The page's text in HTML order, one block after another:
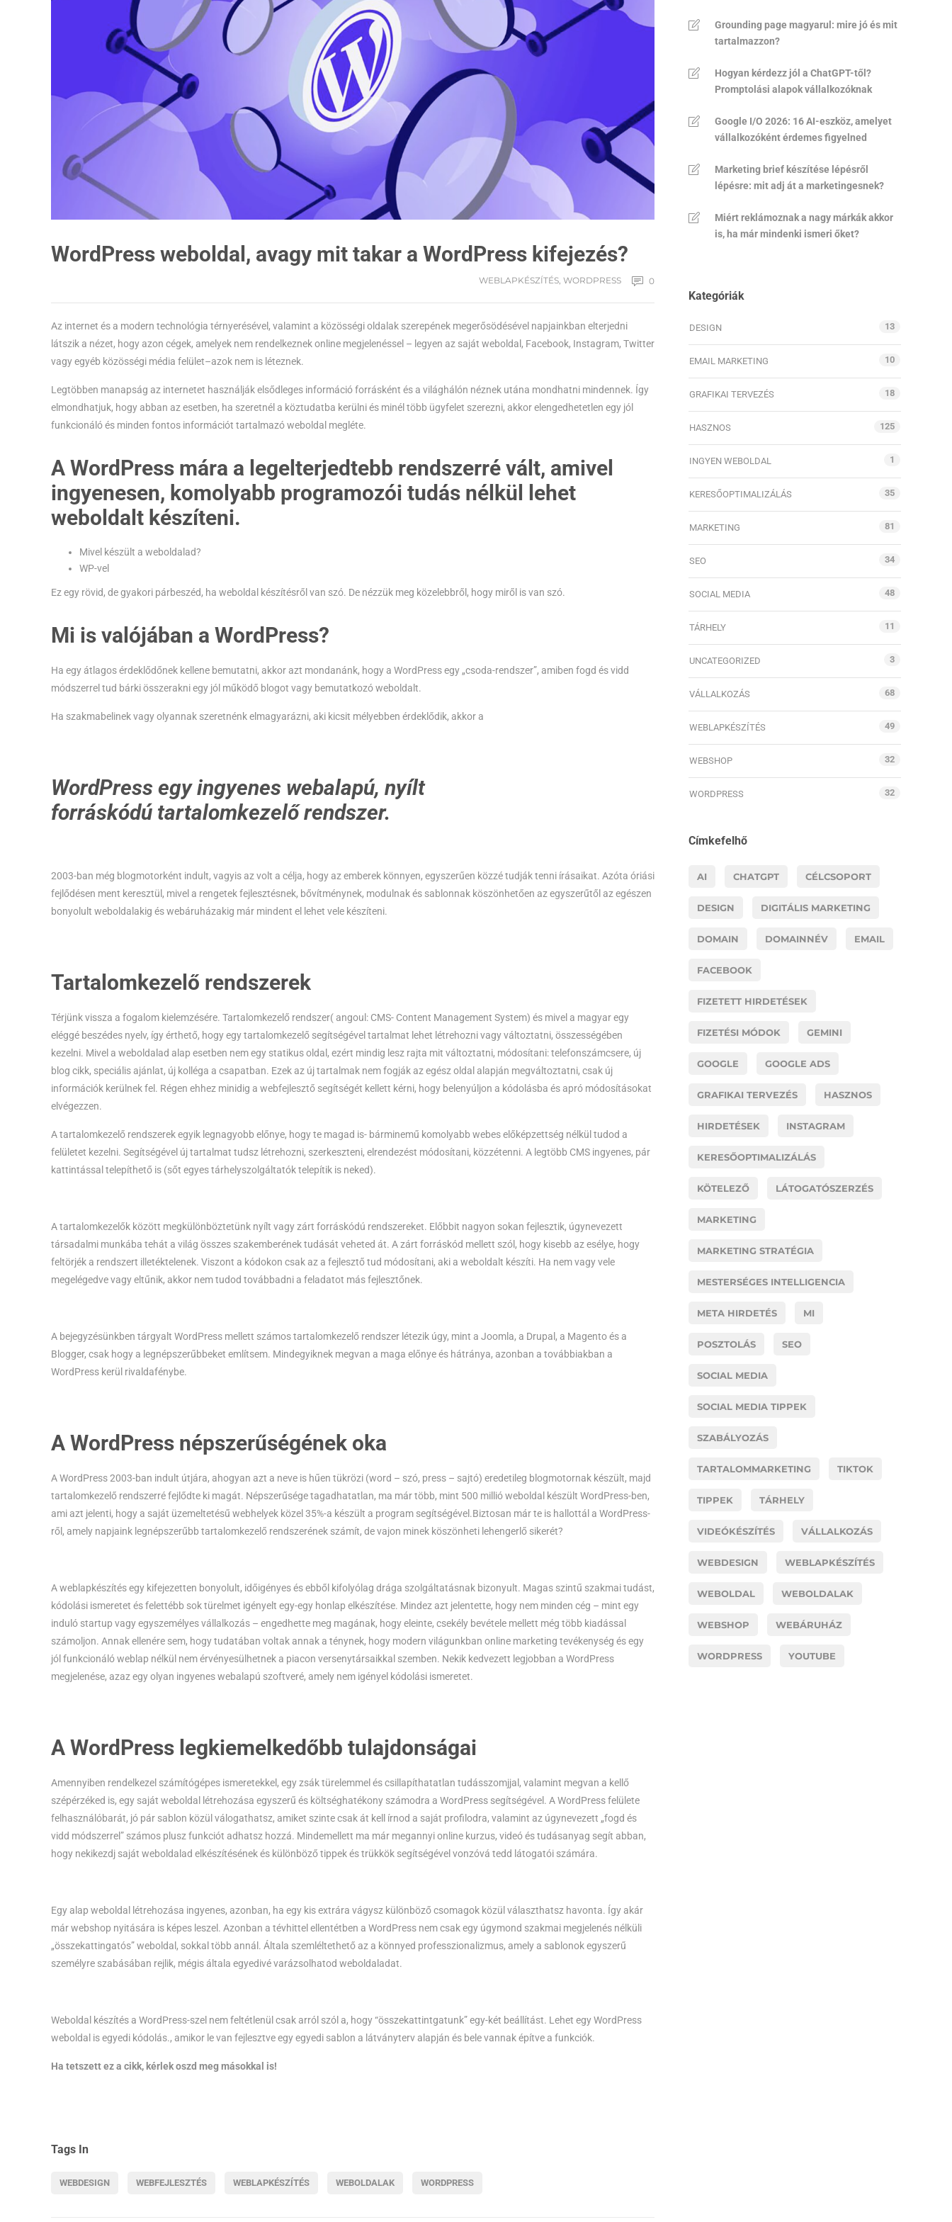
WordPress weboldal, avagy mit takar a WordPress kifejezés?
WEBLAPKÉSZÍTÉS WORDPRESS 0
Az internet és a modern technológia térnyerésével, valamint a közösségi oldalak szerepének megerősödésével napjainkban elterjedni
látszik a nézet, hogy azon cégek, amelyek nem rendelkeznek online megjelenéssel – legyen az saját weboldal, Facebook, Instagram, Twitter
vagy egyéb közösségi média felület–azok nem is léteznek.
Legtöbben manapság az internetet használják elsődleges információ forrásként és a világhálón néznek utána mondhatni mindennek. Így
elmondhatjuk, hogy abban az esetben, ha szeretnél a köztudatba kerülni és minél több ügyfelet szerezni, akkor elengedhetetlen egy jól
funkcionáló és minden fontos információt tartalmazó weboldal megléte.
A WordPress mára a legelterjedtebb rendszerré vált, amivel
ingyenesen, komolyabb programozói tudás nélkül lehet
weboldalt készíteni.
Mivel készült a weboldalad?
WP-vel
Ez egy rövid, de gyakori párbeszéd, ha weboldal készítésről van szó. De nézzük meg közelebbről, hogy miről is van szó.
Mi is valójában a WordPress?
Ha egy átlagos érdeklődőnek kellene bemutatni, akkor azt mondanánk, hogy a WordPress egy „csoda-rendszer”, amiben fogd és vidd
módszerrel tud bárki összerakni egy jól működő blogot vagy bemutatkozó weboldalt.
Ha szakmabelinek vagy olyannak szeretnénk elmagyarázni, aki kicsit mélyebben érdeklődik, akkor a
WordPress egy ingyenes webalapú, nyílt
forráskódú tartalomkezelő rendszer.
2003-ban még blogmotorként indult, vagyis az volt a célja, hogy az emberek könnyen, egyszerűen közzé tudják tenni írásaikat. Azóta óriási
fejlődésen ment keresztül, mivel a rengetek fejlesztésnek, bővítménynek, modulnak és sablonnak köszönhetően az egyszerűtől az egészen
bonyolult weboldalakig és webáruházakig már mindent el lehet vele készíteni.
Tartalomkezelő rendszerek
Térjünk vissza a fogalom kielemzésére. Tartalomkezelő rendszer( angoul: CMS- Content Management System) és mivel a magyar egy
eléggé beszédes nyelv, így érthető, hogy egy tartalomkezelő segítségével tartalmat lehet létrehozni vagy változtatni, összességében
kezelni. Mivel a weboldalad alap esetben nem egy statikus oldal, ezért mindig lesz rajta mit változtatni, módosítani: telefonszámcsere, új
blog cikk, speciális ajánlat, új kolléga a csapatban. Ezek az új tartalmak nem fogják az egész oldal alapján megváltoztatni, csak új
információk kerülnek fel. Régen ehhez minidig a webfejlesztő segítségét kellett kérni, hogy belenyúljon a kódolásba és apró módosításokat
elvégezzen.
A tartalomkezelő rendszerek egyik legnagyobb előnye, hogy te magad is- bárminemű komolyabb webes előképzettség nélkül tudod a
felületet kezelni. Segítségével új tartalmat tudsz létrehozni, szerkeszteni, elrendezést módosítani, közzétenni. A legtöbb CMS ingyenes, pár
kattintással telepíthető is (sőt egyes tárhelyszolgáltatók telepítik is neked).
A tartalomkezelők között megkülönböztetünk nyílt vagy zárt forráskódú rendszereket. Előbbit nagyon sokan fejlesztik, úgynevezett
társadalmi munkába tehát a világ összes szakemberének tudását veheted át. A zárt forráskód mellett szól, hogy kisebb az esélye, hogy
feltörjék a rendszert illetéktelenek. Viszont a kódokon csak az a fejlesztő tud módosítani, aki a weboldalt készíti. Ha nem vagy vele
megelégedve vagy eltűnik, akkor nem tudod továbbadni a feladatot más fejlesztőnek.
A bejegyzésünkben tárgyalt WordPress mellett számos tartalomkezelő rendszer létezik úgy, mint a Joomla, a Drupal, a Magento és a
Blogger, csak hogy a legnépszerűbbeket említsem. Mindegyiknek megvan a maga előnye és hátránya, azonban a továbbiakban a
WordPress kerül rivaldafénybe.
A WordPress népszerűségének oka
A WordPress 2003-ban indult útjára, ahogyan azt a neve is hűen tükrözi (word – szó, press – sajtó) eredetileg blogmotornak készült, majd
tartalomkezelő rendszerré fejlődte ki magát. Népszerűsége tagadhatatlan, ma már több, mint 500 millió weboldal készült WordPress-ben,
ami azt jelenti, hogy a saját üzemeltetésű webhelyek közel 35%-a készült a program segítségével.Biztosan már te is hallottál a WordPress-
ről, amely napjaink legnépszerűbb tartalomkezelő rendszerének számít, de vajon minek köszönheti lehengerlő sikerét?
A weblapkészítés egy kifejezetten bonyolult, időigényes és ebből kifolyólag drága szolgáltatásnak bizonyult. Magas szintű szakmai tudást,
kódolási ismeretet és felettébb sok türelmet igényelt egy-egy honlap elkészítése. Mindez azt jelentette, hogy nem minden cég – mint egy
induló startup vagy egyszemélyes vállalkozás – engedhette meg magának, hogy eleinte, csekély bevétele mellett még több kiadással
számoljon. Annak ellenére sem, hogy tudatában voltak annak a ténynek, hogy modern világunkban online marketing tevékenység és egy
jól funkcionáló weblap nélkül nem érvényesülhetnek a piacon versenytársaikkal szemben. Nekik kedvezett legjobban a WordPress
megjelenése, azaz egy olyan ingyenes webalapú szoftveré, amely nem igényel kódolási ismeretet.
A WordPress legkiemelkedőbb tulajdonságai
Amennyiben rendelkezel számítógépes ismeretekkel, egy zsák türelemmel és csillapíthatatlan tudásszomjjal, valamint megvan a kellő
szépérzéked is, egy saját weboldal létrehozása egyszerű és költséghatékony számodra a WordPress segítségével. A WordPress felülete
felhasználóbarát, jó pár sablon közül válogathatsz, amiket szinte csak át kell írnod a saját profilodra, valamint az úgynevezett „fogd és
vidd módszerrel” számos plusz funkciót adhatsz hozzá. Mindemellett ma már megannyi online kurzus, videó és tudásanyag segít abban,
hogy nekikezdj saját weboldalad elkészítésének és különböző tippek és trükkök segítségével vonzóvá tedd látogatói számára.
Egy alap weboldal létrehozása ingyenes, azonban, ha egy kis extrára vágysz különböző csomagok közül választhatsz havonta. Így akár
már webshop nyitására is képes leszel. Azonban a tévhittel ellentétben a WordPress nem csak egy úgymond szakmai megjelenés nélküli
„összekattingatós” weboldal, sokkal több annál. Általa szemléltethető az a könnyed professzionalizmus, amely a sablonok egyszerű
személyre szabásában rejlik, mégis általa egyedivé varázsolhatod weboldaladat.
Weboldal készítés a WordPress-szel nem feltétlenül csak arról szól a, hogy “összekattintgatunk” egy-két beállítást. Lehet egy WordPress
weboldal is egyedi kódolás., amikor le van fejlesztve egy egyedi sablon a látványterv alapján és bele vannak építve a funkciók.
Ha tetszett ez a cikk, kérlek oszd meg másokkal is!
Tags In
WEBDESIGN WEBFEJLESZTÉS WEBLAPKÉSZÍTÉS WEBOLDALAK WORDPRESS
Grounding page magyarul: mire jó és mit
tartalmazzon?
Hogyan kérdezz jól a ChatGPT-től?
Promptolási alapok vállalkozóknak
Google I/O 2026: 16 AI-eszköz, amelyet
vállalkozóként érdemes figyelned
Marketing brief készítése lépésről
lépésre: mit adj át a marketingesnek?
Miért reklámoznak a nagy márkák akkor
is, ha már mindenki ismeri őket?
Kategóriák
DESIGN 13
EMAIL MARKETING 10
GRAFIKAI TERVEZÉS 18
HASZNOS 125
INGYEN WEBOLDAL 1
KERESŐOPTIMALIZÁLÁS 35
MARKETING 81
SEO 34
SOCIAL MEDIA 48
TÁRHELY 11
UNCATEGORIZED 3
VÁLLALKOZÁS 68
WEBLAPKÉSZÍTÉS 49
WEBSHOP 32
WORDPRESS 32
Címkefelhő
AI CHATGPT CÉLCSOPORT
DESIGN DIGITÁLIS MARKETING
DOMAIN DOMAINNÉV EMAIL
FACEBOOK
FIZETETT HIRDETÉSEK
FIZETÉSI MÓDOK GEMINI
GOOGLE GOOGLE ADS
GRAFIKAI TERVEZÉS HASZNOS
HIRDETÉSEK INSTAGRAM
KERESŐOPTIMALIZÁLÁS
KÖTELEZŐ LÁTOGATÓSZERZÉS
MARKETING
MARKETING STRATÉGIA
MESTERSÉGES INTELLIGENCIA
META HIRDETÉS MI
POSZTOLÁS SEO
SOCIAL MEDIA
SOCIAL MEDIA TIPPEK
SZABÁLYOZÁS
TARTALOMMARKETING TIKTOK
TIPPEK TÁRHELY
VIDEÓKÉSZÍTÉS VÁLLALKOZÁS
WEBDESIGN WEBLAPKÉSZÍTÉS
WEBOLDAL WEBOLDALAK
WEBSHOP WEBÁRUHÁZ
WORDPRESS YOUTUBE